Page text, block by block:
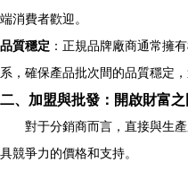
端消費者歡迎。
品質穩定 ：正規品牌廠商通常擁
系，確保產品批次間的品質穩定
二、加盟與批發：開啟財富
對于分銷商而言，直接與生
具競爭力的價格和支持。